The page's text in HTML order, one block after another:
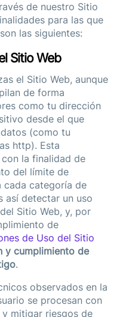
de nuestro Sitio
para las que
las siguientes:
Sitio Web
el Sitio Web, aunque
de forma
como tu dirección
desde el que
(como tu
http). Esta
la finalidad de
del límite de
cada categoría de
así detectar un uso
Sitio Web, y, por
de
de Uso del Sitio
y cumplimiento de
.
observados en la
se procesan con
mitigar riesgos de